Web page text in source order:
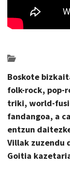
Boskote
folk-rock, pop-
triki, world-
fandangoa, a
entzun
Villak zuzendu
Goitia